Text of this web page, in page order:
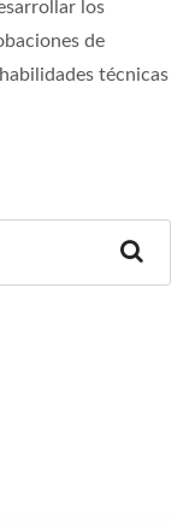
los
de
técnicas